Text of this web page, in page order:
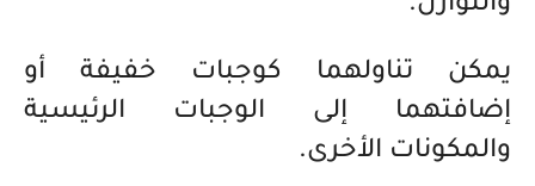
يمكن تناولهما كوجبات خفيفة أو
إضافتهما إلى الوجبات الرئيسية
والمكونات الأخرى.